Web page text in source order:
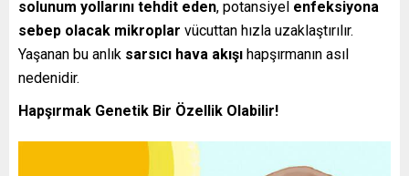
solunum yollarını tehdit eden, potansiyel enfeksiyona
sebep olacak mikroplar vücuttan hızla uzaklaştırılır.
Yaşanan bu anlık sarsıcı hava akışı hapşırmanın asıl
nedenidir.
Hapşırmak Genetik Bir Özellik Olabilir!